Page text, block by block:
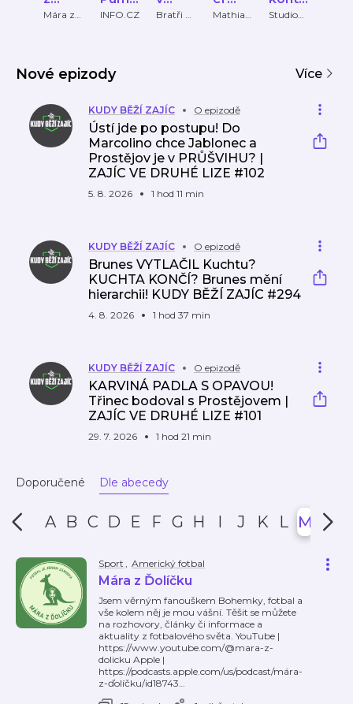
Ďolíčk
Mára z
č
INFO.CZ
ofsaj
Bratři v
Leag
du
Mathias
a
Studio
Nové epizody Více
KUDY BĚŽÍ ZAJÍC O epizodě
Ústí jde po postupu! Do
Marcolino chce Jablonec a
Prostějov je v PRŮŠVIHU? |
ZAJÍC VE DRUHÉ LIZE #102
5. 8. 2026 1 hod 11 min
KUDY BĚŽÍ ZAJÍC O epizodě
Brunes VYTLAČIL Kuchtu?
KUCHTA KONČÍ? Brunes mění
hierarchii! KUDY BĚŽÍ ZAJÍC #294
4. 8. 2026 1 hod 37 min
KUDY BĚŽÍ ZAJÍC O epizodě
KARVINÁ PADLA S OPAVOU!
Třinec bodoval s Prostějovem |
ZAJÍC VE DRUHÉ LIZE #101
29. 7. 2026 1 hod 21 min
Doporučené Dle abecedy
A B C D E F G H I J K L M N
Sport , Americký fotbal
Mára z Ďolíčku
Jsem věrným fanouškem Bohemky, fotbal a
vše kolem něj je mou vášní. Těšit se můžete
na rozhovory, články či informace a
aktuality z fotbalového světa. YouTube |
https://www.youtube.com/@mara-z-
dolicku Apple |
https://podcasts.apple.com/us/podcast/mára-
z-ďolíčku/id18743…